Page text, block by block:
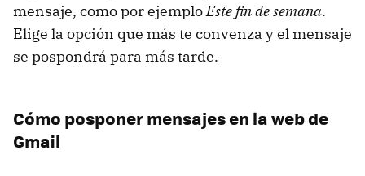
mensaje, como por ejemploEste fin de semana.
Elige la opción que más te convenza y el mensaje
se pospondrá para más tarde.
Cómo posponer mensajes en la web de
Gmail